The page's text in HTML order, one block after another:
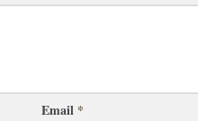
Email *